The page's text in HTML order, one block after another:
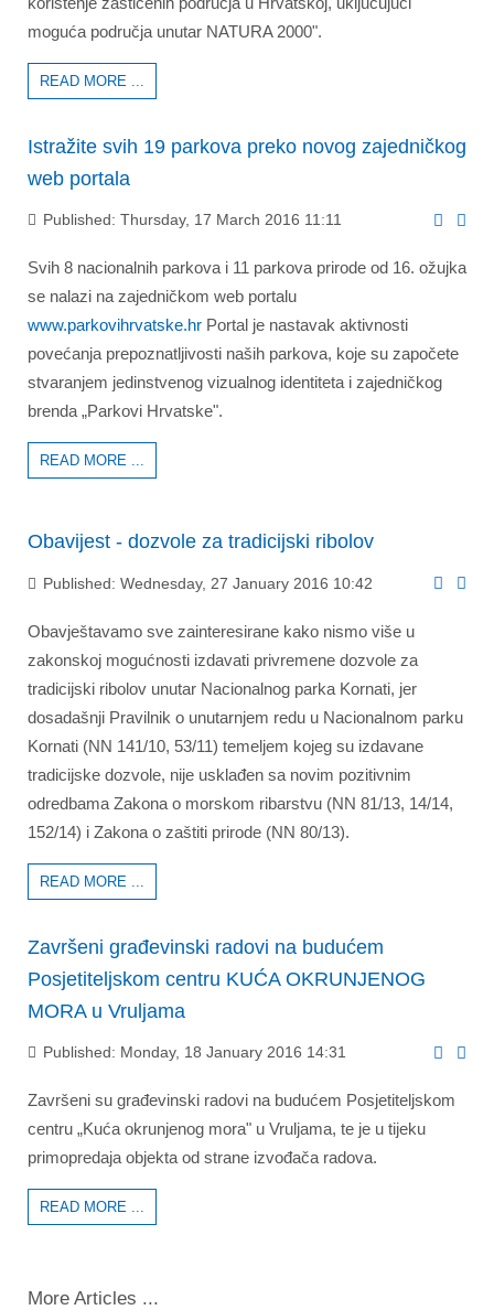
moguća područja unutar NATURA 2000".
READ MORE ...
Istražite svih 19 parkova preko novog zajedničkog
web portala
Published: Thursday, 17 March 2016 11:11
Svih 8 nacionalnih parkova i 11 parkova prirode od 16. ožujka
se nalazi na zajedničkom web portalu
www.parkovihrvatske.hr Portal je nastavak aktivnosti
povećanja prepoznatljivosti naših parkova, koje su započete
stvaranjem jedinstvenog vizualnog identiteta i zajedničkog
brenda „Parkovi Hrvatske".
READ MORE ...
Obavijest - dozvole za tradicijski ribolov
Published: Wednesday, 27 January 2016 10:42
Obavještavamo sve zainteresirane kako nismo više u
zakonskoj mogućnosti izdavati privremene dozvole za
tradicijski ribolov unutar Nacionalnog parka Kornati, jer
dosadašnji Pravilnik o unutarnjem redu u Nacionalnom parku
Kornati (NN 141/10, 53/11) temeljem kojeg su izdavane
tradicijske dozvole, nije usklađen sa novim pozitivnim
odredbama Zakona o morskom ribarstvu (NN 81/13, 14/14,
152/14) i Zakona o zaštiti prirode (NN 80/13).
READ MORE ...
Završeni građevinski radovi na budućem
Posjetiteljskom centru KUĆA OKRUNJENOG
MORA u Vruljama
Published: Monday, 18 January 2016 14:31
Završeni su građevinski radovi na budućem Posjetiteljskom
centru „Kuća okrunjenog mora" u Vruljama, te je u tijeku
primopredaja objekta od strane izvođača radova.
READ MORE ...
More Articles ...